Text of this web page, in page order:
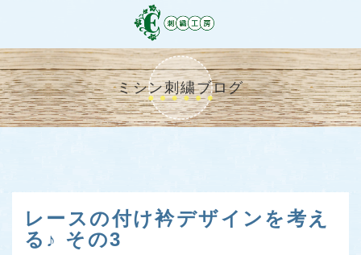
ミシン刺繍ブログ
レースの付け衿デザインを考え
る♪ その3